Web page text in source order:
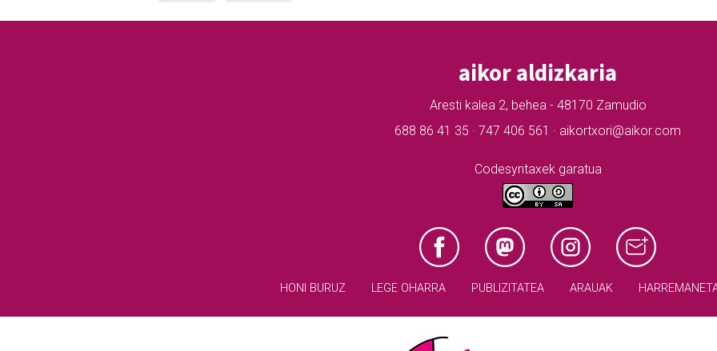
aikor aldizkaria
Aresti kalea 2, behea - 48170 Zamudio
688 86 41 35 · 747 406 561 · aikortxori@aikor.com
Codesyntaxek garatua
HONI BURUZ LEGE OHARRA PUBLIZITATEA ARAUAK